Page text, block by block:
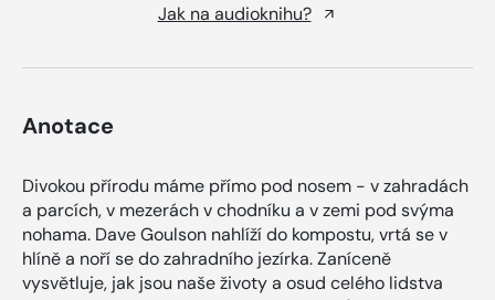
Jak na audioknihu?
Anotace
Divokou přírodu máme přímo pod nosem - v zahradách
a parcích, v mezerách v chodníku a v zemi pod svýma
nohama. Dave Goulson nahlíží do kompostu, vrtá se v
hlíně a noří se do zahradního jezírka. Zaníceně
vysvětluje, jak jsou naše životy a osud celého lidstva